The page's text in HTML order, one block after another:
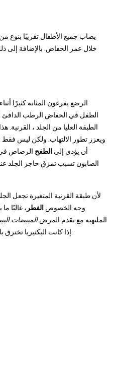
يصاب جميع الأطفال تقريبًا
خلال عمر الحفاض. بالإضافة إلى
الرضع يفرغون المثانة كثيرًا
الطفل في الحفاض الرطب الدافئ
الطبقة العليا من الجلد ، القرنية.
ويعزز تطور الالتهاب. ولكن ليس
أن يؤدي إلى الطفح الرصاص في
الصابون تسبب تمزق حاجز الجلد
لأن طبقة القرنية المتغيرة تجعل
وجه الخصوص الفطر ، غالبًا
الملتهبة مع تقدم المرضالمبيضات